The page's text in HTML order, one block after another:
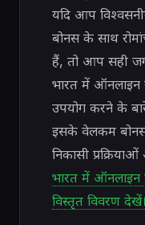
यदि आप
बोनस के साथ
हैं, तो आप सही
भारत में ऑनलाइन
उपयोग करने के
इसके वेलकम
निकासी
भारत में ऑनलाइन
विस्तृत विवरण देखें।